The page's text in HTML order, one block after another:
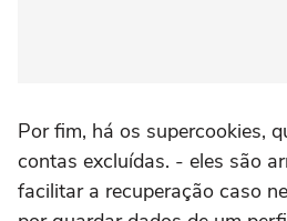
Por fim, há os supercookies,
contas excluídas. - eles são
facilitar a recuperação caso